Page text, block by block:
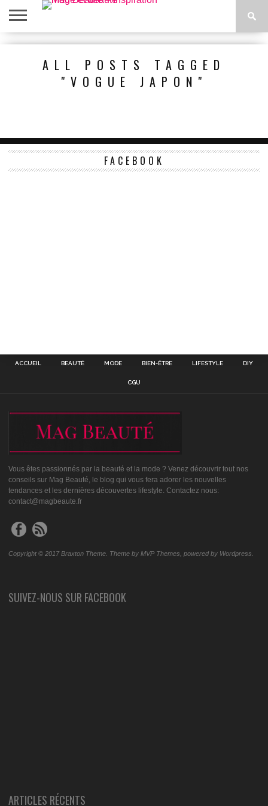
ACCUEIL
ALL POSTS TAGGED
"VOGUE JAPON"
FACEBOOK
ACCUEIL BEAUTÉ MODE BIEN-ÊTRE LIFESTYLE DIY
CGU
Vous êtes passionnés par la beauté et la mode ? Venez découvrir tout nos
conseils sur Mag Beauté, le blog qui vous fera adorer les nouvelles
tendances et les dernières découvertes lifestyle. Contactez nous:
contact@magbeaute.fr
Copyright © 2017 Braxton Theme. Theme by MVP Themes, powered by Wordpress.
SUIVEZ-NOUS SUR FACEBOOK
ARTICLES RÉCENTS